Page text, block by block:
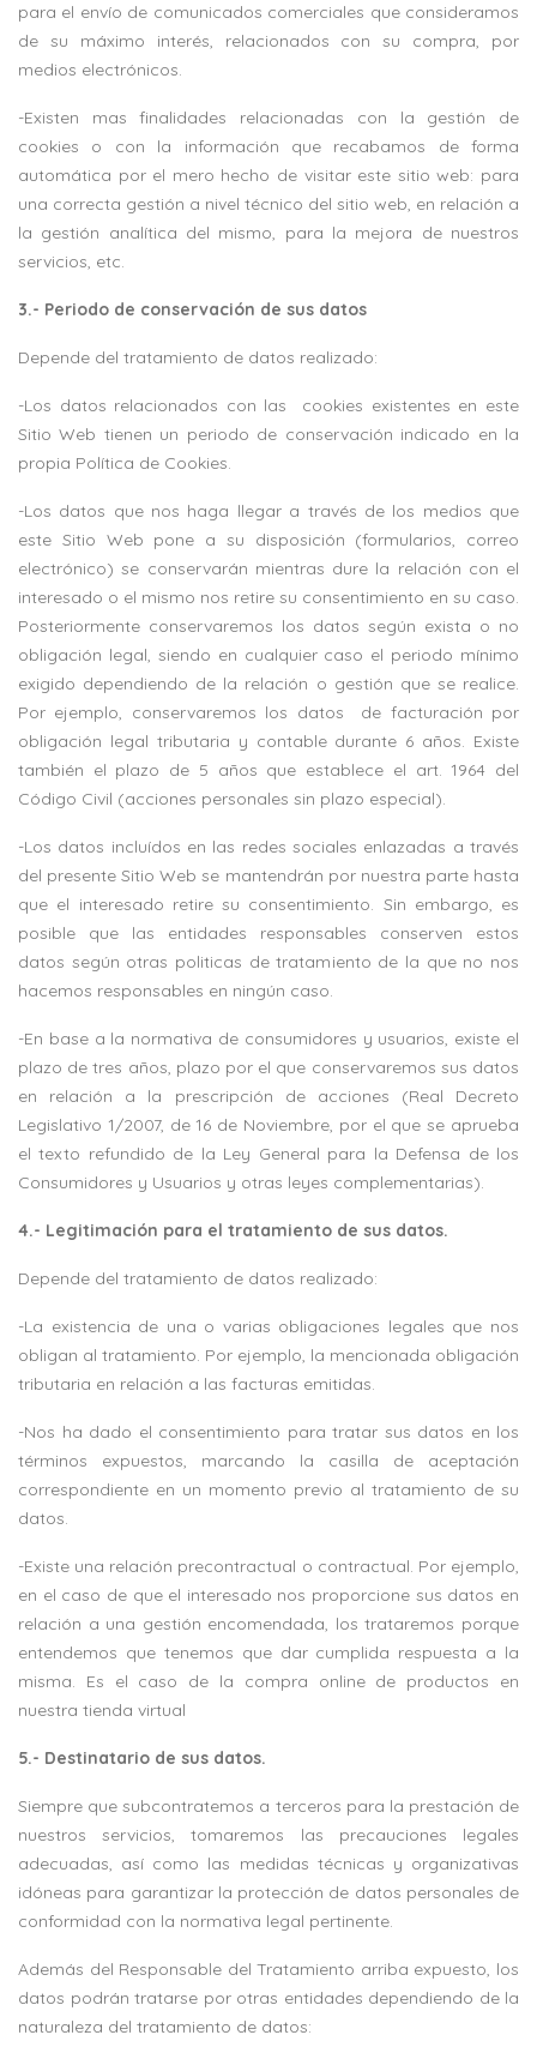
para el envío de comunicados comerciales que consideramos
de su máximo interés, relacionados con su compra, por
medios electrónicos.
-Existen mas finalidades relacionadas con la gestión de
cookies o con la información que recabamos de forma
automática por el mero hecho de visitar este sitio web: para
una correcta gestión a nivel técnico del sitio web, en relación a
la gestión analítica del mismo, para la mejora de nuestros
servicios, etc.
3.- Periodo de conservación de sus datos
Depende del tratamiento de datos realizado:
-Los datos relacionados con las
cookies existentes en este
Sitio Web tienen un periodo de conservación indicado en la
propia Política de Cookies.
-Los datos que nos haga llegar a través de los medios que
este Sitio Web pone a su disposición (formularios, correo
electrónico) se conservarán mientras dure la relación con el
interesado o el mismo nos retire su consentimiento en su caso.
Posteriormente conservaremos los datos según exista o no
obligación legal, siendo en cualquier caso el periodo mínimo
exigido dependiendo de la relación o gestión que se realice.
Por ejemplo, conservaremos los datos
de facturación por
obligación legal tributaria y contable durante 6 años. Existe
también el plazo de 5 años que establece el art. 1964 del
Código Civil (acciones personales sin plazo especial).
-Los datos incluídos en las redes sociales enlazadas a través
del presente Sitio Web se mantendrán por nuestra parte hasta
que el interesado retire su consentimiento. Sin embargo, es
posible que las entidades responsables conserven estos
datos según otras politicas de tratamiento de la que no nos
hacemos responsables en ningún caso.
-En base a la normativa de consumidores y usuarios, existe el
plazo de tres años, plazo por el que conservaremos sus datos
en relación a la prescripción de acciones (Real Decreto
Legislativo 1/2007, de 16 de Noviembre, por el que se aprueba
el texto refundido de la Ley General para la Defensa de los
Consumidores y Usuarios y otras leyes complementarias).
4.- Legitimación para el tratamiento de sus datos.
Depende del tratamiento de datos realizado:
-La existencia de una o varias obligaciones legales que nos
obligan al tratamiento. Por ejemplo, la mencionada obligación
tributaria en relación a las facturas emitidas.
-Nos ha dado el consentimiento para tratar sus datos en los
términos expuestos, marcando la casilla de aceptación
correspondiente en un momento previo al tratamiento de su
datos.
-Existe una relación precontractual o contractual. Por ejemplo,
en el caso de que el interesado nos proporcione sus datos en
relación a una gestión encomendada, los trataremos porque
entendemos que tenemos que dar cumplida respuesta a la
misma. Es el caso de la compra online de productos en
nuestra tienda virtual
5.- Destinatario de sus datos.
Siempre que subcontratemos a terceros para la prestación de
nuestros servicios, tomaremos las precauciones legales
adecuadas, así como las medidas técnicas y organizativas
idóneas para garantizar la protección de datos personales de
conformidad con la normativa legal pertinente.
Además del Responsable del Tratamiento arriba expuesto, los
datos podrán tratarse por otras entidades dependiendo de la
naturaleza del tratamiento de datos: